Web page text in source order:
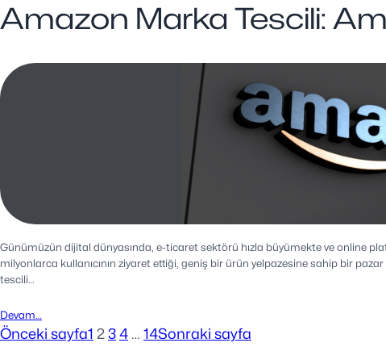
Amazon Marka Tescili:
Günümüzün dijital dünyasında, e-ticaret sektörü hızla büyümekte ve online
milyonlarca kullanıcının ziyaret ettiği, geniş bir ürün yelpazesine sahip bir
tescili…
Devam…
Önceki sayfa1 2 34 … 14Sonraki sayfa